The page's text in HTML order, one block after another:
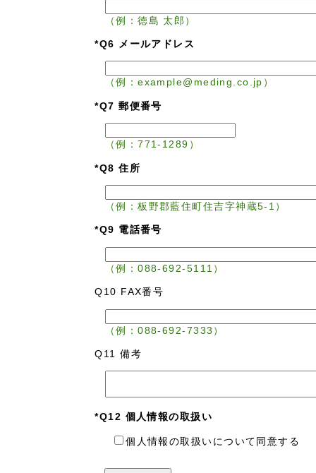
（例：徳島 太郎）
*Q6 メールアドレス
（例：example@meding.co.jp）
*Q7 郵便番号
（例：771-1289）
*Q8 住所
（例：板野郡藍住町住吉字神蔵5-1）
*Q9 電話番号
（例：088-692-5111）
Q10 FAX番号
（例：088-692-7333）
Q11 備考
*Q12 個人情報の取扱い
個人情報の取扱いについて同意する